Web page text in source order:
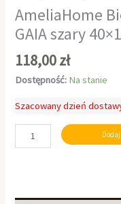
AmeliaHome
GAIA szary
118,00zł
Dostępność: Na stanie
Szacowany dzień